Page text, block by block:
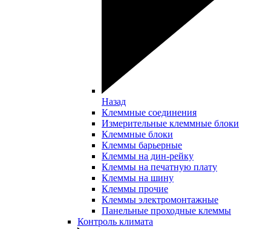
Назад
Клеммные соединения
Измерительные клеммные блоки
Клеммные блоки
Клеммы барьерные
Клеммы на дин-рейку
Клеммы на печатную плату
Клеммы на шину
Клеммы прочие
Клеммы электромонтажные
Панельные проходные клеммы
Контроль климата